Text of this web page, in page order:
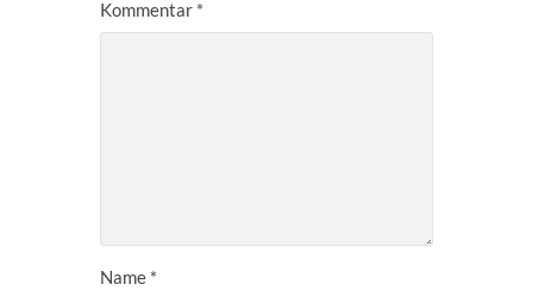
Kommentar *
Name *